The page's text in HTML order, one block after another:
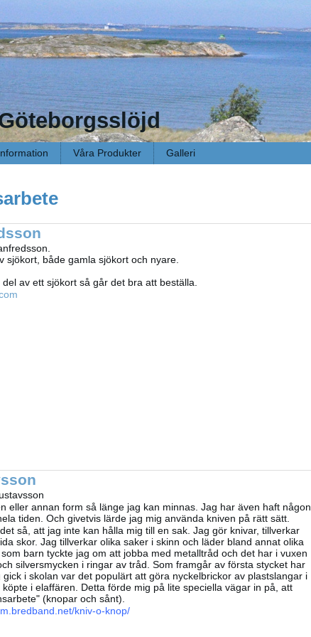
Våra Produkter Galleri
sjökort, både gamla sjökort och nyare.
av ett sjökort så går det bra att beställa.
eller annan form så länge jag kan minnas. Jag har även haft någon
tiden. Och givetvis lärde jag mig använda kniven på rätt sätt.
så, att jag inte kan hålla mig till en sak. Jag gör knivar, tillverkar
skor. Jag tillverkar olika saker i skinn och läder bland annat olika
barn tyckte jag om att jobba med metalltråd och det har i vuxen
silversmycken i ringar av tråd. Som framgår av första stycket har
i skolan var det populärt att göra nyckelbrickor av plastslangar i
i elaffären. Detta förde mig på lite speciella vägar in på, att
(knopar och sånt).
kniv-o-knop/